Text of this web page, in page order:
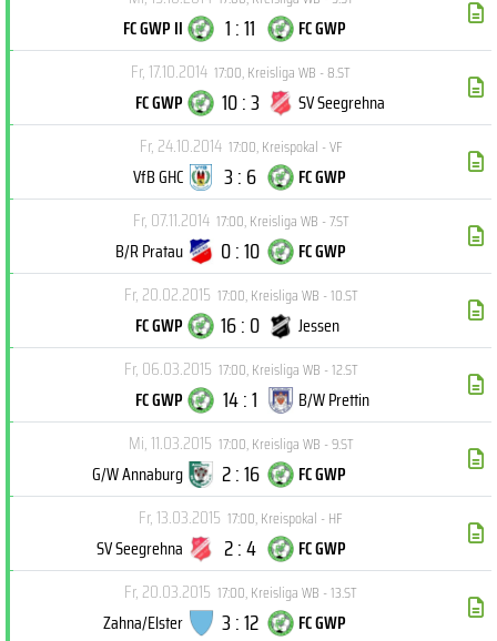
FC GWP II 1 : 11
FC GWP
Fr, 17.10.2014 17:00,Kreisliga WB - 8.ST
FC GWP 10 : 3
SV Seegrehna
Fr, 24.10.2014 17:00,Kreispokal - VF
VfB GHC 3 : 6
FC GWP
Fr, 07.11.2014 17:00,Kreisliga WB - 7.ST
B/R Pratau 0 : 10
FC GWP
Fr, 20.02.2015 17:00,Kreisliga WB - 10.ST
FC GWP 16 : 0
Jessen
Fr, 06.03.2015 17:00,Kreisliga WB - 12.ST
FC GWP 14 : 1
B/W Prettin
Mi, 11.03.2015 17:00,Kreisliga WB - 9.ST
G/W Annaburg 2 : 16
FC GWP
Fr, 13.03.2015 17:00,Kreispokal - HF
SV Seegrehna 2 : 4
FC GWP
Fr, 20.03.2015 17:00,Kreisliga WB - 13.ST
Zahna/Elster 3 : 12
FC GWP